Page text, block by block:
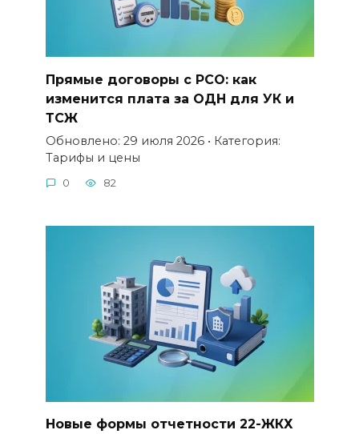
Прямые договоры с РСО: как
изменится плата за ОДН для УК и
ТСЖ
Обновлено: 29 июля 2026 • Категория:
Тарифы и цены
0 82
Новые формы отчетности 22-ЖКХ